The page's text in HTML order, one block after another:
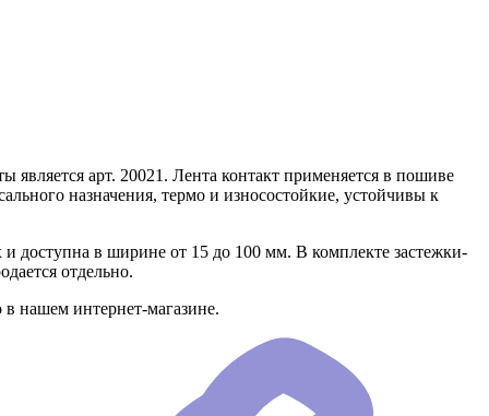
арт. 20021. Лента контакт применяется в пошиве
назначения, термо и износостойкие, устойчивы к
и доступна в ширине от 15 до 100 мм. В комплекте застежки-
отдельно.
нашем интернет-магазине.